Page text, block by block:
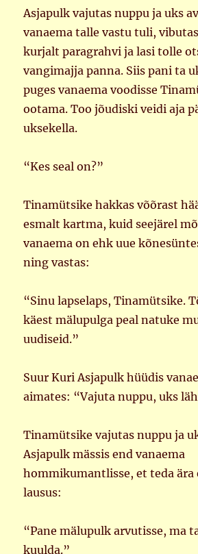
Asjapulk vajutas nuppu ja uks
vanaema talle vastu tuli,
kurjalt paragrahvi ja lasi tolle
vangimajja panna. Siis pani ta
puges vanaema voodisse
ootama. Too jõudiski veidi aja
uksekella.
“Kes seal on?”
Tinamütsike hakkas võõrast
esmalt kartma, kuid seejärel
vanaema on ehk uue
ning vastas:
“Sinu lapselaps, Tinamütsike.
käest mälupulga peal natuke
uudiseid.”
Suur Kuri Asjapulk hüüdis
aimates: “Vajuta nuppu, uks
Tinamütsike vajutas nuppu ja
Asjapulk mässis end vanaema
hommikumantlisse, et teda
lausus:
“Pane mälupulk arvutisse, ma
kuulda.”